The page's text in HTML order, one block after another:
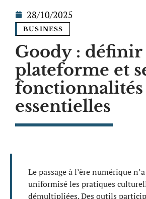
28/10/2025
BUSINESS
Goody : définir
plateforme et
fonctionnalités
essentielles
Le passage à l’ère numérique
uniformisé les pratiques
démultipliées. Des outils